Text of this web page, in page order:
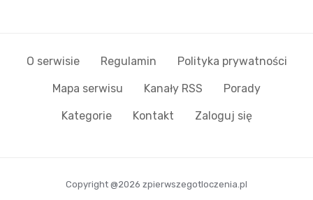
O serwisie Regulamin Polityka prywatności
Mapa serwisu Kanały RSS Porady
Kategorie Kontakt Zaloguj się
Copyright @2026 zpierwszegotloczenia.pl